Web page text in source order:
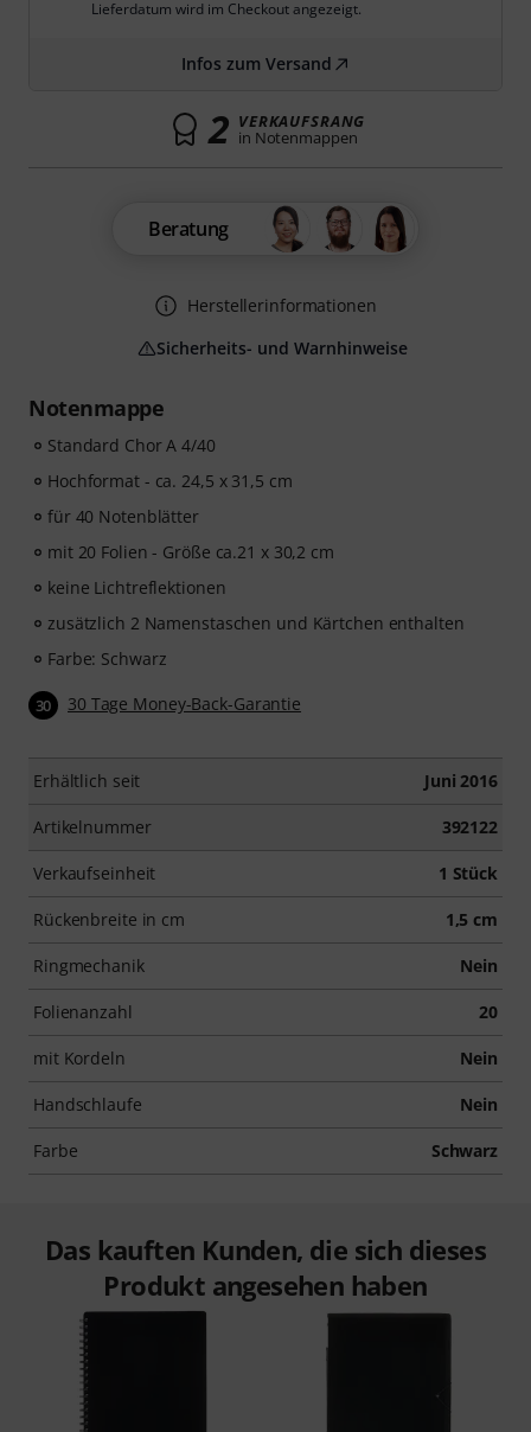
Notenmappe
Standard Chor A 4/40
Hochformat - ca. 24,5 x 31,5 cm
für 40 Notenblätter
mit 20 Folien - Größe ca.21 x 30,2 cm
keine Lichtreflektionen
zusätzlich 2 Namenstaschen und Kärtchen enthalten
Farbe: Schwarz
30 30 Tage Money-Back-Garantie
Erhältlich seit Juni 2016
Artikelnummer 392122
Verkaufseinheit 1 Stück
Rückenbreite in cm 1,5 cm
Ringmechanik Nein
Folienanzahl 20
mit Kordeln Nein
Handschlaufe Nein
Farbe Schwarz
Lieferdatum wird im Checkout angezeigt.
Infos zum Versand
2 VERKAUFSRANG
in Notenmappen
Beratung
Herstellerinformationen
Sicherheits- und Warnhinweise
Das kauften Kunden, die sich dieses
Produkt angesehen haben